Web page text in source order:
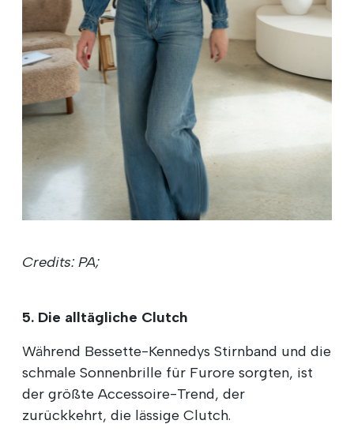
Credits: PA;
5. Die alltägliche Clutch
Während Bessette-Kennedys Stirnband und die
schmale Sonnenbrille für Furore sorgten, ist
der größte Accessoire-Trend, der
zurückkehrt, die lässige Clutch.